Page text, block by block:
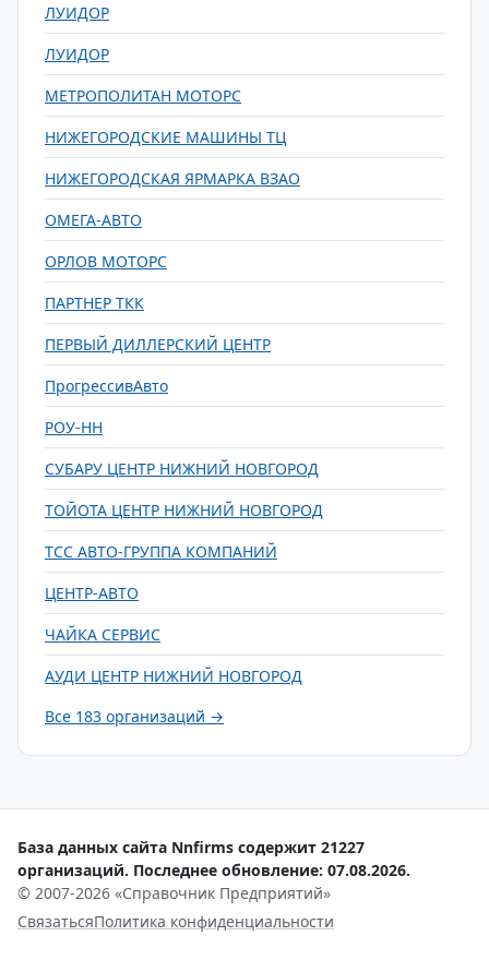
ЛУИДОР
ЛУИДОР
МЕТРОПОЛИТАН МОТОРС
НИЖЕГОРОДСКИЕ МАШИНЫ ТЦ
НИЖЕГОРОДСКАЯ ЯРМАРКА ВЗАО
ОМЕГА-АВТО
ОРЛОВ МОТОРС
ПАРТНЕР ТКК
ПЕРВЫЙ ДИЛЛЕРСКИЙ ЦЕНТР
ПрогрессивАвто
РОУ-НН
СУБАРУ ЦЕНТР НИЖНИЙ НОВГОРОД
ТОЙОТА ЦЕНТР НИЖНИЙ НОВГОРОД
ТСС АВТО-ГРУППА КОМПАНИЙ
ЦЕНТР-АВТО
ЧАЙКА СЕРВИС
АУДИ ЦЕНТР НИЖНИЙ НОВГОРОД
Все 183 организаций →
База данных сайта Nnfirms содержит 21227
организаций. Последнее обновление: 07.08.2026.
© 2007-2026 «Справочник Предприятий»
СвязатьсяПолитика конфиденциальности